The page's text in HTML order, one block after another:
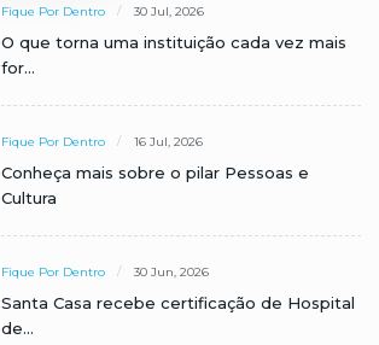
Fique Por Dentro 30 Jul, 2026
O que torna uma instituição cada vez mais
for...
Fique Por Dentro 16 Jul, 2026
Conheça mais sobre o pilar Pessoas e
Cultura
Fique Por Dentro 30 Jun, 2026
Santa Casa recebe certificação de Hospital
de...